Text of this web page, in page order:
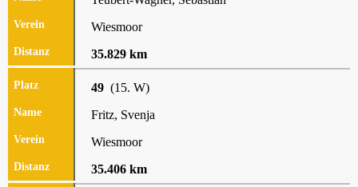
Wiesmoor
35.829 km
49 (15. W)
Fritz, Svenja
Wiesmoor
35.406 km